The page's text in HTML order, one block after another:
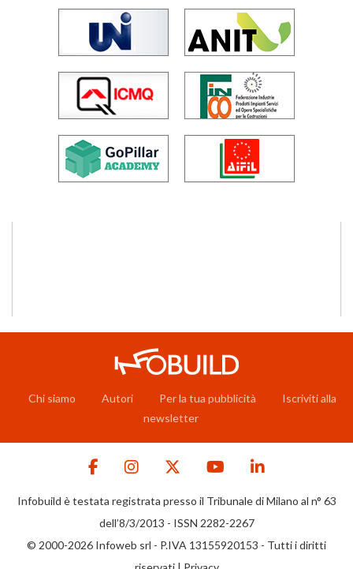
Chi siamo Autori Per la tua pubblicità
Iscriviti alla
newsletter
Infobuild è testata registrata presso il Tribunale di Milano al n° 63
dell’8/3/2013 - ISSN 2282-2267
© 2000-2026 Infoweb srl - P.IVA 13155920153 - Tutti i diritti